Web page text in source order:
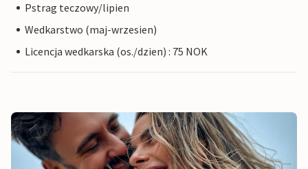
Pstrag teczowy/lipien
Wedkarstwo (maj-wrzesien)
Licencja wedkarska (os./dzien) : 75 NOK